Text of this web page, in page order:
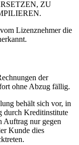
ZU
Lizenznehmer die
der
ohne Abzug fällig.
behält sich vor, in
durch Kreditinstitute
Auftrag nur gegen
Kunde dies